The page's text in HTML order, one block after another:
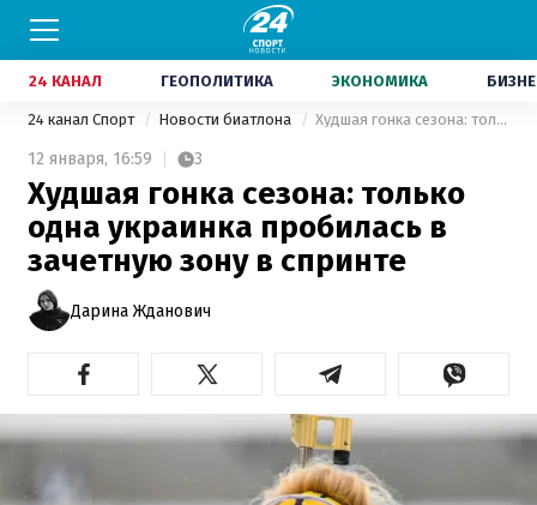
24 КАНАЛ ГЕОПОЛИТИКА ЭКОНОМИКА
24 канал Спорт Новости биатлона Худшая гонка сезона: только одна украинка пробилась в зачетную зону в спринте
12 января, 16:59 3
Худшая гонка сезона: только
одна украинка пробилась в
зачетную зону в спринте
Дарина Жданович